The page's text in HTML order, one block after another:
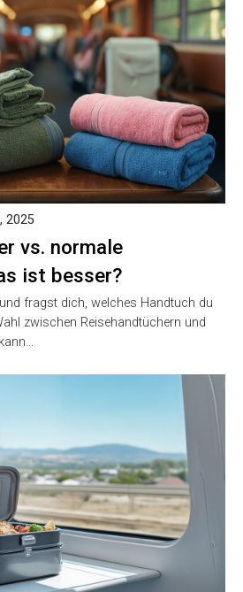
vs. normale
ist besser?
2025
fragst dich, welches Handtuch du
zwischen Reisehandtüchern und